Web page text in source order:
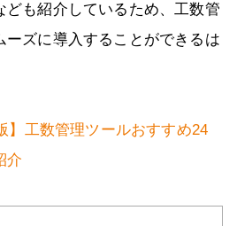
ども紹介しているため、工数管
ーズに導入することができるは
】工数管理ツールおすすめ24
介